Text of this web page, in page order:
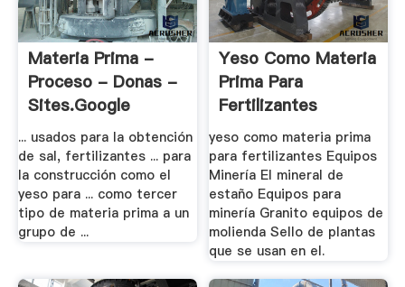
Materia Prima -
Proceso - Donas -
Sites.google
... usados para la obtención
de sal, fertilizantes ... para
la construcción como el
yeso para ... como tercer
tipo de materia prima a un
grupo de ...
Yeso Como Materia
Prima Para
Fertilizantes
yeso como materia prima
para fertilizantes Equipos
Minería El mineral de
estaño Equipos para
minería Granito equipos de
molienda Sello de plantas
que se usan en el.